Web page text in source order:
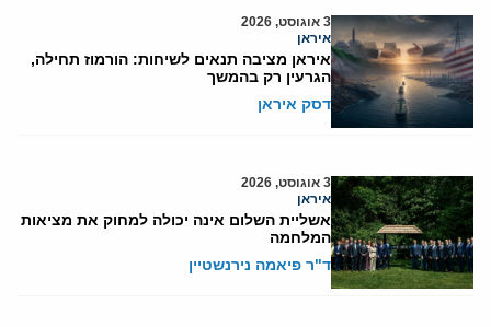
3 אוגוסט, 2026
איראן
איראן מציבה תנאים לשיחות: הורמוז תחילה,
הגרעין רק בהמשך
דסק איראן
3 אוגוסט, 2026
איראן
אשליית השלום אינה יכולה למחוק את מציאות
המלחמה
ד"ר פיאמה נירנשטיין